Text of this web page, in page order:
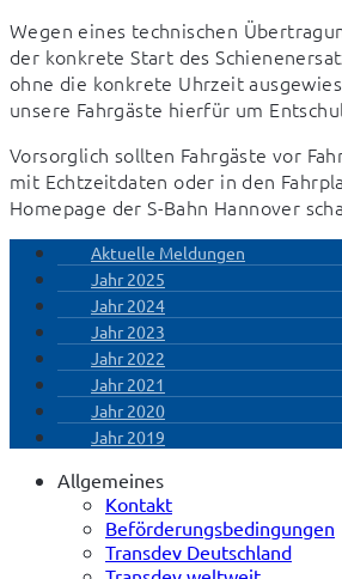
Wegen eines technischen
der konkrete Start des
ohne die konkrete Uhrzeit
unsere Fahrgäste hierfür um
Vorsorglich sollten Fahrgäste vor
mit Echtzeitdaten oder in den
Homepage der S-Bahn Hannover
Aktuelle Meldungen
Jahr 2025
Jahr 2024
Jahr 2023
Jahr 2022
Jahr 2021
Jahr 2020
Jahr 2019
Allgemeines
Kontakt
Beförderungsbedingungen
Transdev Deutschland